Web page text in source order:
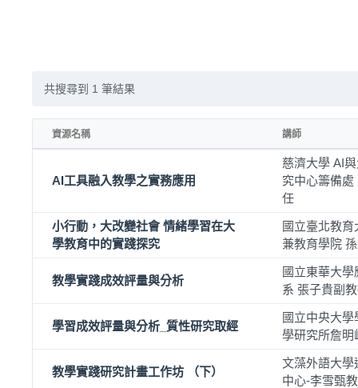
共搜尋到 1 筆結果
資源名稱 講師
AI工具融入教學之實務應用
慈濟大學 AI
究中心籌備處
任
小行動，大改變社會 情緒學習在大
學教育中的實踐探究
國立臺北教育
兼教育學院
教學實踐成效評量與分析
國立東華大學
系 張子貴副
學習成效評量與分析_質性研究取經
國立中央大學
學研究所詹明
教學實踐研究計畫工作坊 （下）
文藻外語大學
中心-李雪甄